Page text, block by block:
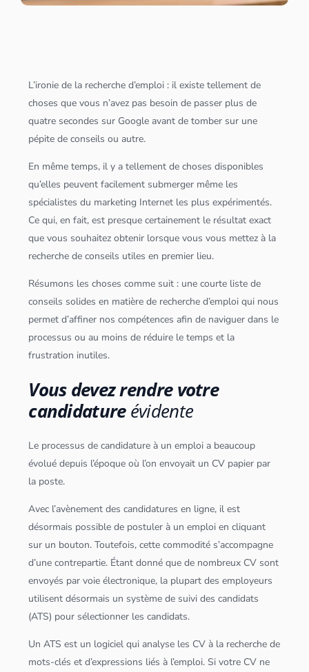
L’ironie de la recherche d’emploi : il existe tellement de
choses que vous n’avez pas besoin de passer plus de
quatre secondes sur Google avant de tomber sur une
pépite de conseils ou autre.
En même temps, il y a tellement de choses disponibles
qu’elles peuvent facilement submerger même les
spécialistes du marketing Internet les plus expérimentés.
Ce qui, en fait, est presque certainement le résultat exact
que vous souhaitez obtenir lorsque vous vous mettez à la
recherche de conseils utiles en premier lieu.
Résumons les choses comme suit : une courte liste de
conseils solides en matière de recherche d’emploi qui nous
permet d’affiner nos compétences afin de naviguer dans le
processus ou au moins de réduire le temps et la
frustration inutiles.
Vous devez rendre votre
candidatureévidente
Le processus de candidature à un emploi a beaucoup
évolué depuis l’époque où l’on envoyait un CV papier par
la poste.
Avec l’avènement des candidatures en ligne, il est
désormais possible de postuler à un emploi en cliquant
sur un bouton. Toutefois, cette commodité s’accompagne
d’une contrepartie. Étant donné que de nombreux CV sont
envoyés par voie électronique, la plupart des employeurs
utilisent désormais un système de suivi des candidats
(ATS) pour sélectionner les candidats.
Un ATS est un logiciel qui analyse les CV à la recherche de
mots-clés et d’expressions liés à l’emploi. Si votre CV ne